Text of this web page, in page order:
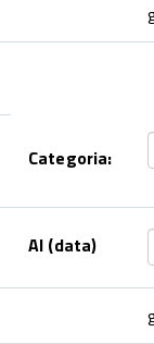
Categoria:
Al (data)